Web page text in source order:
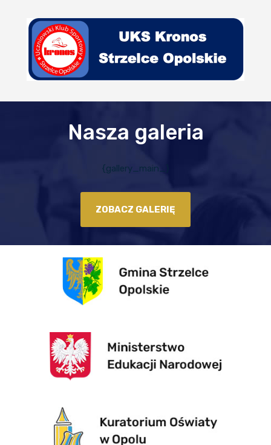
Nasza galeria
{gallery_main_}
ZOBACZ GALERIĘ